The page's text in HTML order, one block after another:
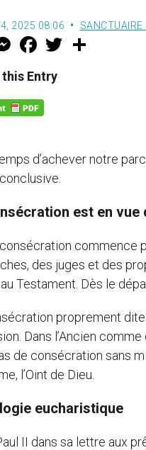
2025 08:06
M
e
s
e
g
e
F
a
e
b
o
k
w
this Entry
d’achever notre
est en vue
commence
des juges et des
Testament. Dès le
proprement
Dans l’Ancien
de consécration sans
l’Oint de Dieu.
eucharistique
II dans sa lettre aux